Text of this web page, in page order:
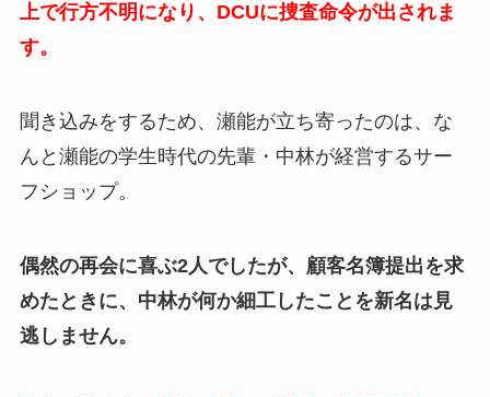
上で行方不明になり、DCUに捜査命令が出されま
す。
聞き込みをするため、瀬能が立ち寄ったのは、な
んと瀬能の学生時代の先輩・中林が経営するサー
フショップ。
偶然の再会に喜ぶ2人でしたが、顧客名簿提出を求
めたときに、中林が何か細工したことを新名は見
逃しません。